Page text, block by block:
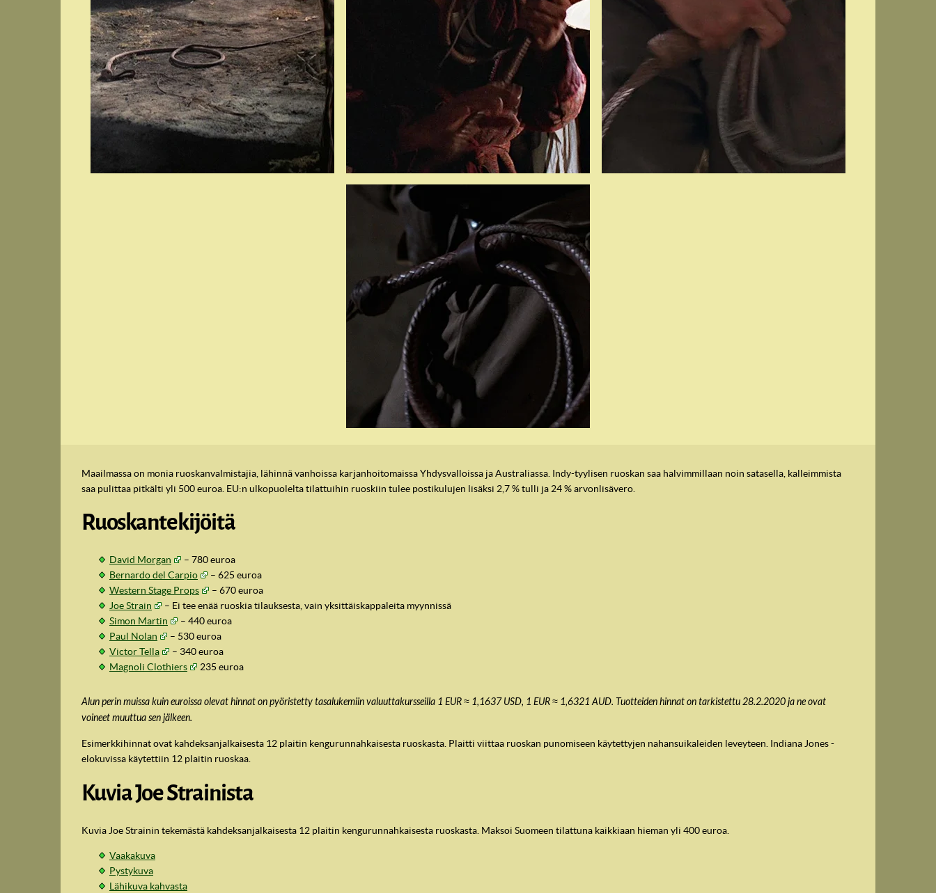
Maailmassa on monia ruoskanvalmistajia, lähinnä vanhoissa karjanhoitomaissa Yhdysvalloissa ja Australiassa. Indy-tyylisen ruoskan saa halvimmillaan noin satasella, kalleimmista
saa pulittaa pitkälti yli 500 euroa. EU:n ulkopuolelta tilattuihin ruoskiin tulee postikulujen lisäksi 2,7 % tulli ja 24 % arvonlisävero.
Ruoskantekijöitä
David Morgan – 780euroa
Bernardo del Carpio
– 625 euroa
Western Stage Props
– 670euroa
Joe Strain
– Ei tee enää ruoskia tilauksesta, vain yksittäiskappaleita myynnissä
Simon Martin
– 440euroa
Paul Nolan
– 530euroa
Victor Tella
– 340euroa
Magnoli Clothiers
235 euroa
Alun perin muissa kuin euroissa olevat hinnat on pyöristetty tasalukemiin valuuttakursseilla 1 EUR ≈ 1,1637 USD, 1 EUR ≈ 1,6321 AUD. Tuotteiden hinnat on tarkistettu 28.2.2020 ja ne ovat
voineet muuttua sen jälkeen.
Esimerkkihinnat ovat kahdeksanjalkaisesta 12 plaitin kengurunnahkaisesta ruoskasta. Plaitti viittaa ruoskan punomiseen käytettyjen nahansuikaleiden leveyteen. Indiana Jones -
elokuvissa käytettiin 12 plaitin ruoskaa.
Kuvia Joe Strainista
Kuvia Joe Strainin tekemästä kahdeksanjalkaisesta 12 plaitin kengurunnahkaisesta ruoskasta. Maksoi Suomeen tilattuna kaikkiaan hieman yli 400 euroa.
Vaakakuva
Pystykuva
Lähikuva kahvasta